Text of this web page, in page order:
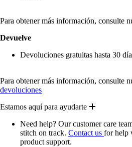
Para obtener más información, consulte
Devuelve
Devoluciones gratuitas hasta 30
Para obtener más información, consulte
devoluciones
Estamos aquí para ayudarte
Need help? Our customer care
stitch on track. Contact us for help
product support.